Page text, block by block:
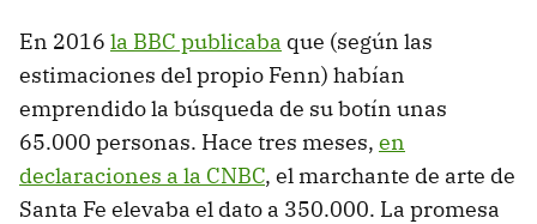
En 2016 la BBC publicaba que (según las
estimaciones del propio Fenn) habían
emprendido la búsqueda de su botín unas
65.000 personas. Hace tres meses, en
declaraciones a la CNBC, el marchante de arte de
Santa Fe elevaba el dato a 350.000. La promesa